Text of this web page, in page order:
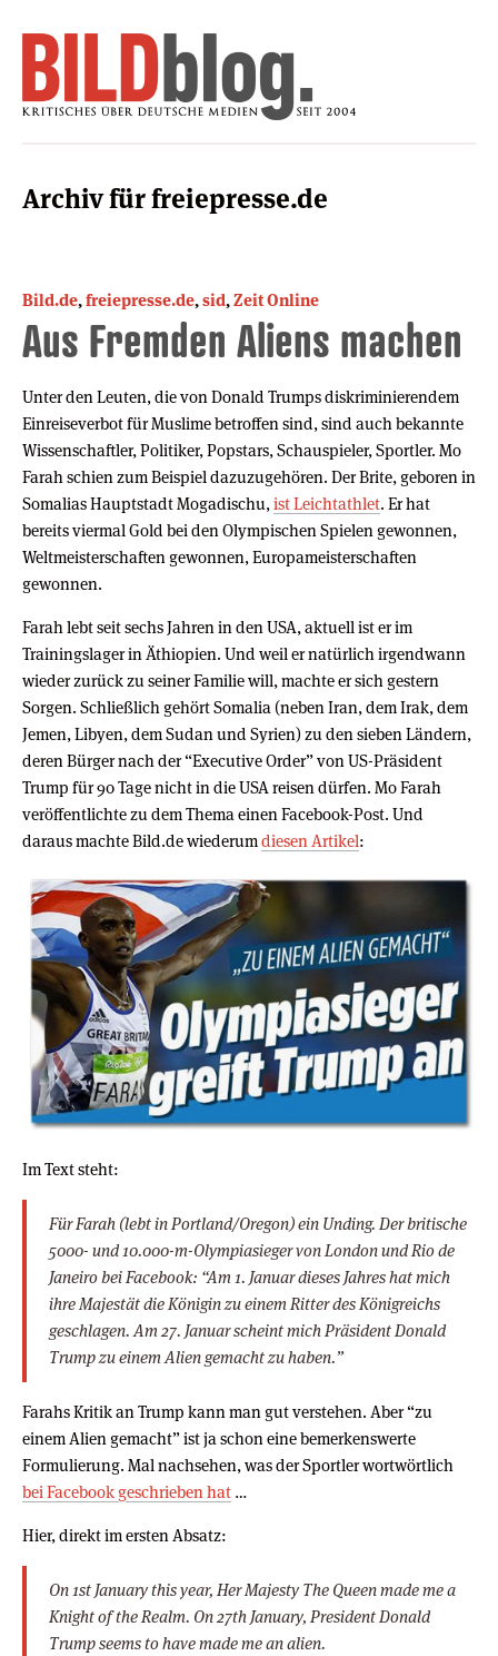
Archiv für freiepresse.de
Bild.de,freiepresse.de,sid,Zeit Online
Aus Fremden Aliens machen
Unter den Leuten, die von Donald Trumps diskriminierendem
Einreiseverbot für Muslime betroffen sind, sind auch bekannte
Wissenschaftler, Politiker, Popstars, Schauspieler, Sportler. Mo
Farah schien zum Beispiel dazuzugehören. Der Brite, geboren in
Somalias Hauptstadt Mogadischu, ist Leichtathlet. Er hat
bereits viermal Gold bei den Olympischen Spielen gewonnen,
Weltmeisterschaften gewonnen, Europameisterschaften
gewonnen.
Farah lebt seit sechs Jahren in den USA, aktuell ist er im
Trainingslager in Äthiopien. Und weil er natürlich irgendwann
wieder zurück zu seiner Familie will, machte er sich gestern
Sorgen. Schließlich gehört Somalia (neben Iran, dem Irak, dem
Jemen, Libyen, dem Sudan und Syrien) zu den sieben Ländern,
deren Bürger nach der “Executive Order” von US-Präsident
Trump für 90 Tage nicht in die USA reisen dürfen. Mo Farah
veröffentlichte zu dem Thema einen Facebook-Post. Und
daraus machte Bild.de wiederumdiesen Artikel:
Im Text steht:
Für Farah (lebt in Portland/Oregon) ein Unding. Der britische
5000- und 10.000-m-Olympiasieger von London und Rio de
Janeiro bei Facebook: “Am 1. Januar dieses Jahres hat mich
ihre Majestät die Königin zu einem Ritter des Königreichs
geschlagen. Am 27. Januar scheint mich Präsident Donald
Trump zu einem Alien gemacht zu haben.”
Farahs Kritik an Trump kann man gut verstehen. Aber “zu
einem Alien gemacht” ist ja schon eine bemerkenswerte
Formulierung. Mal nachsehen, was der Sportler wortwörtlich
bei Facebook geschrieben hat …
Hier, direkt im ersten Absatz:
On 1st January this year, Her Majesty The Queen made me a
Knight of the Realm. On 27th January, President Donald
Trump seems to have made me an alien.